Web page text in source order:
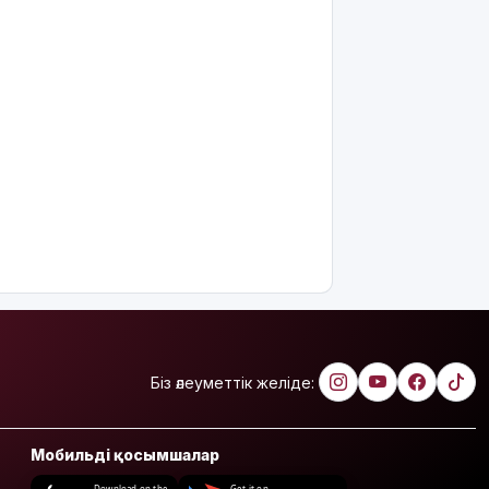
Біз әлеуметтік желіде:
Мобильді қосымшалар